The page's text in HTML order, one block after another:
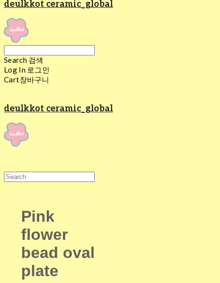
deulkkot ceramic_global
Search 검색
Log In 로그인
Cart장바구니
deulkkot ceramic_global
Pink
flower
bead oval
plate